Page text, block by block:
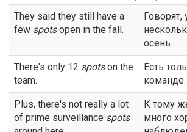
They said they still have a
few spotsopen in the fall.
Говорят,
осень.
There's only 12 spotson the
team.
Есть
команде.
Plus, there's not really a lot
of prime surveillance spots
К тому
много